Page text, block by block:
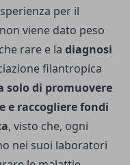
per il
viene dato peso
rare e la diagnosi
filantropica
solo di promuovere
e raccogliere fondi
, visto che, ogni
nei suoi laboratori